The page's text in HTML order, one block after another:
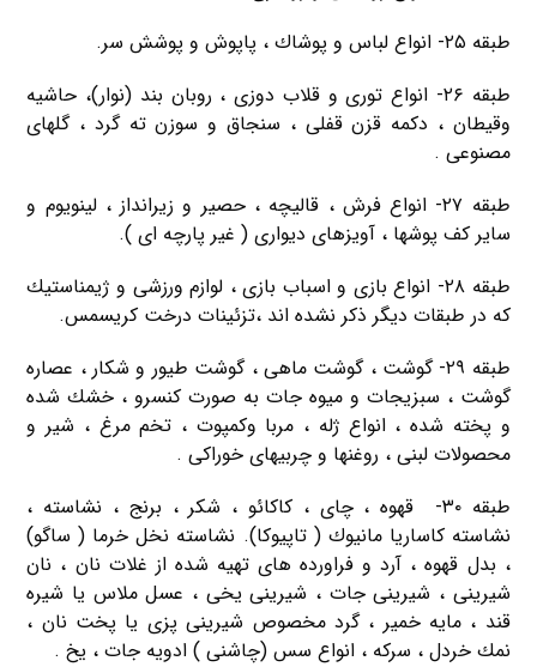
طبقه ۲۵- انواع لباس و پوشاك ، پاپوش و پوشش سر.
طبقه ۲۶- انواع توری و قلاب دوزی ، روبان بند (نوار)، حاشیه
وقیطان ، دکمه قزن قفلی ، سنجاق و سوزن ته گرد ، گلهای
مصنوعی .
طبقه ۲۷- انواع فرش ، قالیچه ، حصیر و زیرانداز ، لینویوم و
سایر كف پوشها ، آویزهای دیواری ( غیر پارچه ای ).
طبقه ۲۸- انواع بازی و اسباب بازی ، لوازم ورزشی و ژیمناستیك
كه در طبقات دیگر ذكر نشده اند ،تزئینات درخت كریسمس.
طبقه ۲۹- گوشت ، گوشت ماهی ، گوشت طیور و شكار ، عصاره
گوشت ، سبزیجات و میوه جات به صورت كنسرو ، خشك شده
و پخته شده ، انواع ژله ، مربا وكمپوت ، تخم مرغ ، شیر و
محصولات لبنی ، روغنها و چربیهای خوراكی .
طبقه ۳۰- قهوه ، چای ، كاكائو ، شكر ، برنج ، نشاسته ،
نشاسته كاساریا مانیوك ( تاپیوكا). نشاسته نخل خرما ( ساگو)
، بدل قهوه ، آرد و فراورده های تهیه شده از غلات نان ، نان
شیرینی ، شیرینی جات ، شیرینی یخی ، عسل ملاس یا شیره
قند ، مایه خمیر ، گرد مخصوص شیرینی پزی یا پخت نان ،
نمك خردل ، سركه ، انواع سس (چاشنی ) ادویه جات ، یخ .